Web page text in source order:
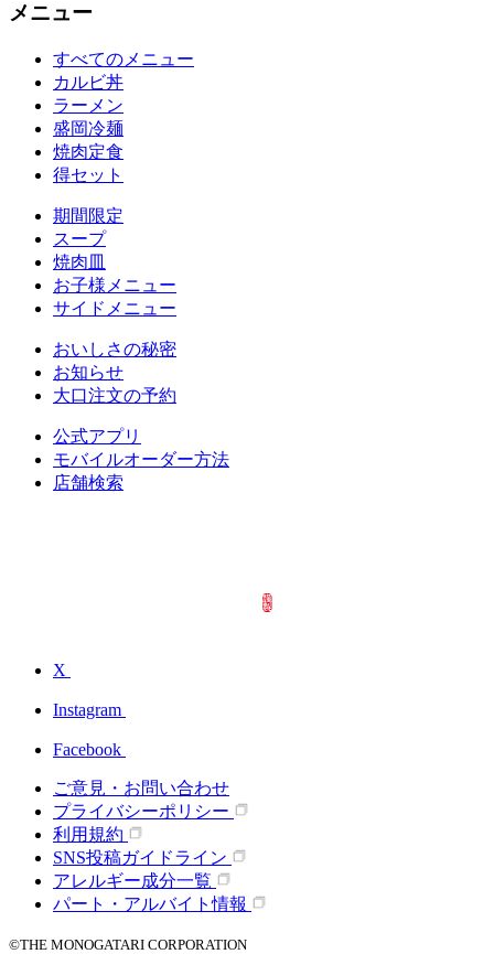
メニュー
すべてのメニュー
カルビ丼
ラーメン
盛岡冷麺
焼肉定食
得セット
期間限定
スープ
焼肉皿
お子様メニュー
サイドメニュー
おいしさの秘密
お知らせ
大口注文の予約
公式アプリ
モバイルオーダー方法
店舗検索
X
Instagram
Facebook
ご意見・お問い合わせ
プライバシーポリシー
利用規約
SNS投稿ガイドライン
アレルギー成分一覧
パート・アルバイト情報
©THE MONOGATARI CORPORATION